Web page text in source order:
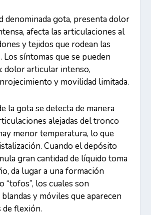
denominada gota, presenta dolor
afecta las articulaciones al
y tejidos que rodean las
Los síntomas que se pueden
dolor articular intenso,
y movilidad limitada.
la gota se detecta de manera
alejadas del tronco
menor temperatura, lo que
Cuando el depósito
gran cantidad de líquido toma
da lugar a una formación
“tofos”, los cuales son
y móviles que aparecen
de flexión.